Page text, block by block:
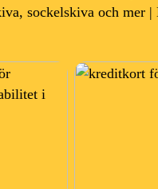
sockelskiva och mer |